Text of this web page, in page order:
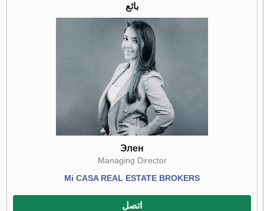
بائع
Элен
Managing Director
Mi CASA REAL ESTATE BROKERS
اتصل